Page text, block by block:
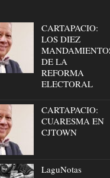
CARTAPACIO:
LOS DIEZ
DE LA
REFORMA
ELECTORAL
CARTAPACIO:
CUARESMA EN
CJTOWN
LaguNotas